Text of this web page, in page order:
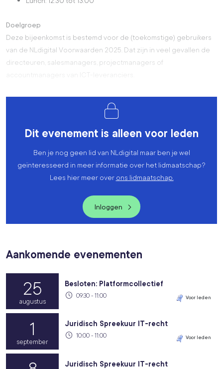
Doelgroep
Deze bijeenkomst is bestemd voor de (toekomstige) gebruikers
van de NLdigital Voorwaarden 2025. Dat zijn in veel gevallen de
directeuren, salesmanagers, projectmanagers of
accountmanagers van ICT-leveranciers.
Dit evenement is alleen voor leden
Ben je nog geen lid van NLdigital maar ben je wel
geïnteresseerd in meer informatie over het lidmaatschap?
Lees hier meer over ons lidmaatschap.
Inloggen
Aankomende evenementen
25
augustus
Besloten: Platformcollectief
09:30 - 11:00 Voor leden
1
september
Juridisch Spreekuur IT-recht
10:00 - 11:00 Voor leden
Juridisch Spreekuur IT-recht